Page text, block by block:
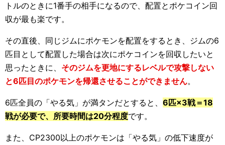
トルのときに1番手の相手になるので、配置とポケコイン回
収が最も楽です。
その直後、同じジムにポケモンを配置をするとき、ジムの6
匹目として配置した場合は次にポケコインを回収したいと
思ったときに、 そのジムを更地にするレベルで攻撃しない
と6匹目のポケモンを帰還させることができません。
6匹全員の「やる気」が満タンだとすると、 6匹×3戦＝18
戦が必要で、所要時間は20分程度です。
また、CP2300以上のポケモンは「やる気」の低下速度が